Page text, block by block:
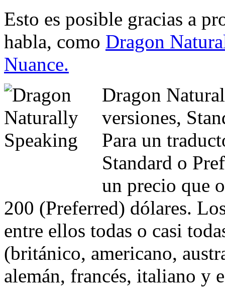
Esto es posible gracias a
habla, como Dragon
Nuance.
Dragon
versiones,
Para un
Standard o
un precio que
200 (Preferred) dólares.
entre ellos todas o casi
(británico, americano,
alemán, francés, italiano y